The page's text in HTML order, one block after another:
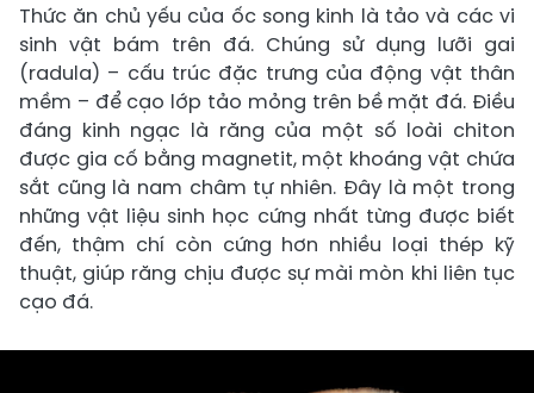
Thức ăn chủ yếu của ốc song kinh là tảo và các vi
sinh vật bám trên đá. Chúng sử dụng lưỡi gai
(radula) – cấu trúc đặc trưng của động vật thân
mềm – để cạo lớp tảo mỏng trên bề mặt đá. Điều
đáng kinh ngạc là răng của một số loài chiton
được gia cố bằng magnetit, một khoáng vật chứa
sắt cũng là nam châm tự nhiên. Đây là một trong
những vật liệu sinh học cứng nhất từng được biết
đến, thậm chí còn cứng hơn nhiều loại thép kỹ
thuật, giúp răng chịu được sự mài mòn khi liên tục
cạo đá.